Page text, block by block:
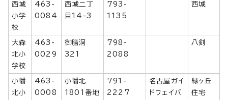
西城
小学
校
463-
0084
西城二丁
目14-3
793-
1135
西城
大森
北小
学校
463-
0029
御膳洞
321
798-
2088
八剣
小幡
北小
463-
0008
小幡北
1801番地
791-
2227
名古屋ガイ
ドウェイバ
緑ヶ丘
住宅